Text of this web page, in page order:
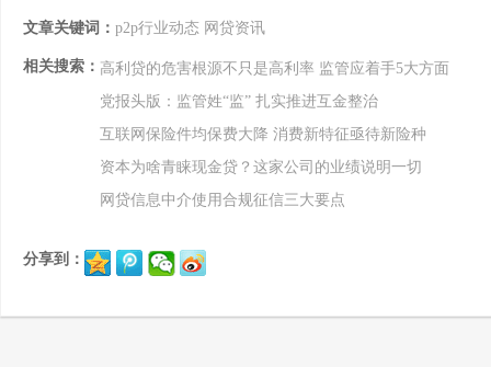
文章关键词： p2p行业动态 网贷资讯
相关搜索： 高利贷的危害根源不只是高利率 监管应着手5大方面
党报头版：监管姓“监” 扎实推进互金整治
互联网保险件均保费大降 消费新特征亟待新险种
资本为啥青睐现金贷？这家公司的业绩说明一切
网贷信息中介使用合规征信三大要点
分享到：